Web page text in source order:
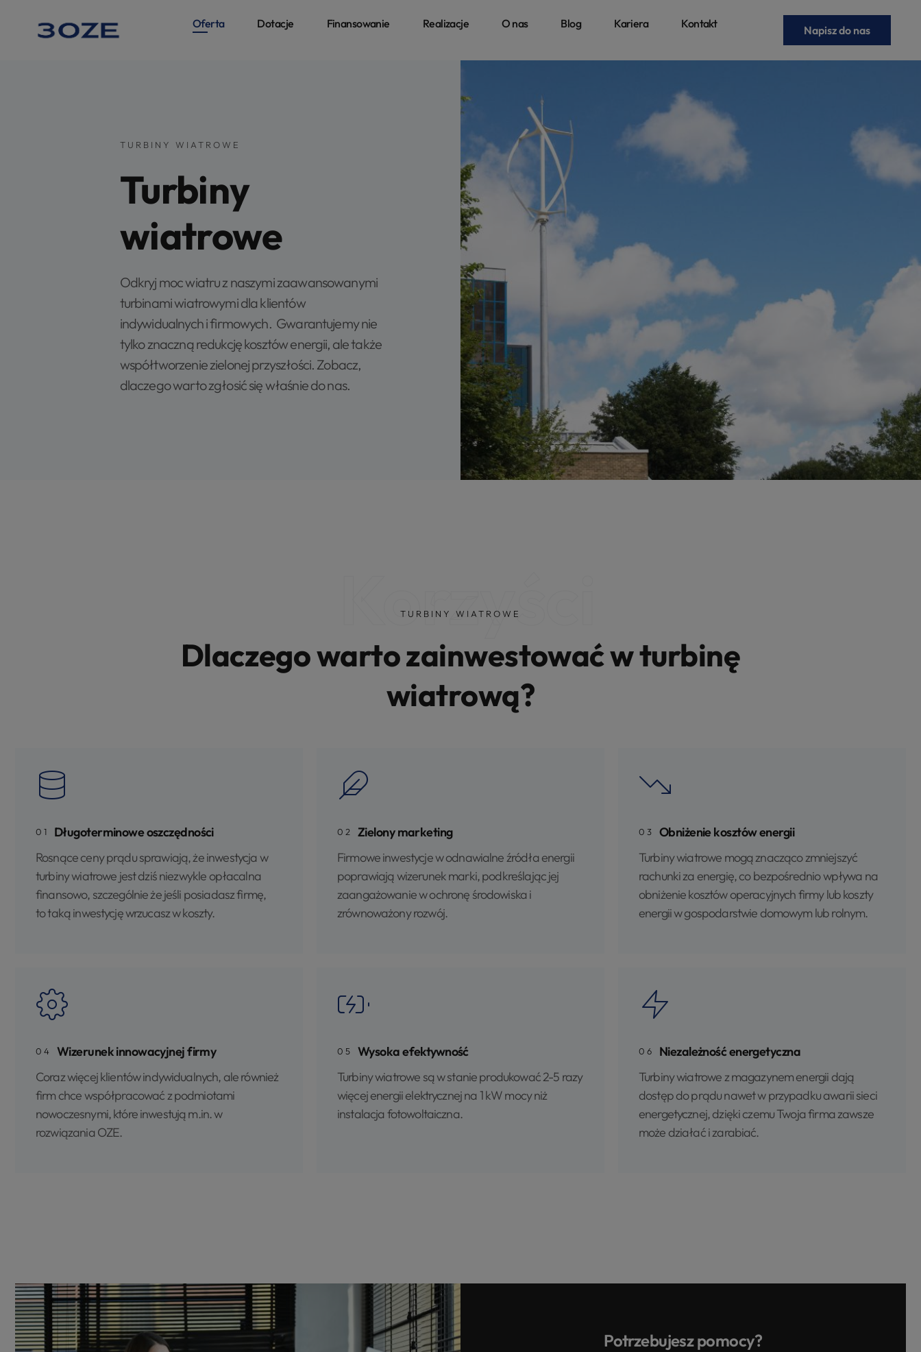
Oferta Dotacje Finansowanie Realizacje O nas Blog Kariera Kontakt Napisz do nas
TURBINY WIATROWE
Turbiny
wiatrowe
Odkryj moc wiatru z naszymi zaawansowanymi
turbinami wiatrowymi dla klientów
indywidualnych i firmowych. Gwarantujemy nie
tylko znaczną redukcję kosztów energii, ale także
współtworzenie zielonej przyszłości. Zobacz,
dlaczego warto zgłosić się właśnie do nas.
TURBINY WIATROWE
Korzyści
Dlaczego warto zainwestować w turbinę
wiatrową?
01
Długoterminowe oszczędności
Rosnące ceny prądu sprawiają, że inwestycja w
turbiny wiatrowe jest dziś niezwykle opłacalna
finansowo, szczególnie że jeśli posiadasz firmę,
to taką inwestycję wrzucasz w koszty.
02
Zielony marketing
Firmowe inwestycje w odnawialne źródła energii
poprawiają wizerunek marki, podkreślając jej
zaangażowanie w ochronę środowiska i
zrównoważony rozwój.
03
Obniżenie kosztów energii
Turbiny wiatrowe mogą znacząco zmniejszyć
rachunki za energię, co bezpośrednio wpływa na
obniżenie kosztów operacyjnych firmy lub koszty
energii w gospodarstwie domowym lub rolnym.
04
Wizerunek innowacyjnej firmy
Coraz więcej klientów indywidualnych, ale również
firm chce współpracować z podmiotami
nowoczesnymi, które inwestują m.in. w
rozwiązania OZE.
05
Wysoka efektywność
Turbiny wiatrowe są w stanie produkować 2-5 razy
więcej energii elektrycznej na 1 kW mocy niż
instalacja fotowoltaiczna.
06
Niezależność energetyczna
Turbiny wiatrowe z magazynem energii dają
dostęp do prądu nawet w przypadku awarii sieci
energetycznej, dzięki czemu Twoja firma zawsze
może działać i zarabiać.
Potrzebujesz pomocy?